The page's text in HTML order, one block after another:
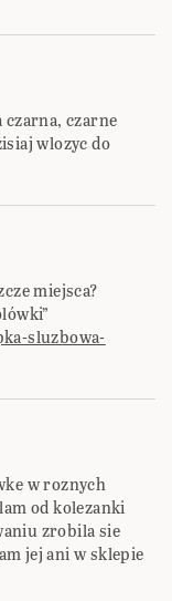
czarna, czarne
wlozyc do
miejsca?
sluzbowa-
w roznych
od kolezanki
zrobila sie
jej ani w sklepie